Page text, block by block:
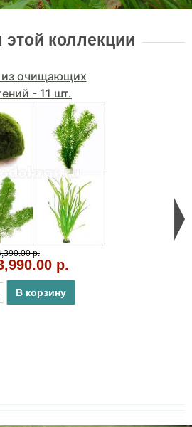
коллекции
из очищающих
- 11 шт.
р.
р.
В корзину